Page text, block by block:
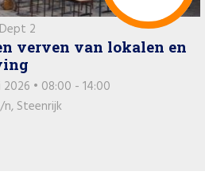
2
verven van lokalen en
2026 • 08:00 - 14:00
n, Steenrijk